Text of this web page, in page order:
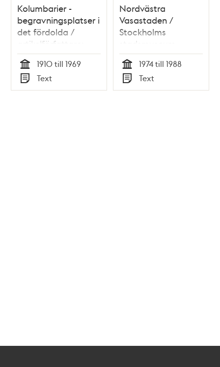
Kolumbarier -
begravningsplatser i
det fördolda /
artikelförfattare:
Suzanne Lindhagen
Tid
1910 till 1969
Typ
Text
Nordvästra
Vasastaden /
Stockholms
stadsmuseum
Tid
1974 till 1988
Typ
Text